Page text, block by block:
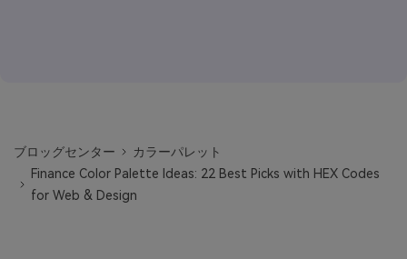
ブロッグセンター
カラーパレット
Finance Color Palette Ideas: 22 Best Picks with HEX Codes
for Web & Design